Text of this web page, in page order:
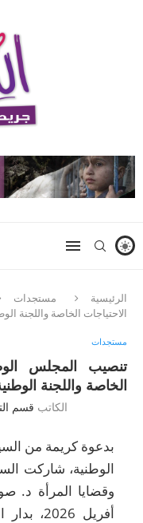
الرئيسية مستجدات
الاحتياجات الخاصة واللجنة
مستجدات
تنصيب المجلس
الخاصة واللجنة
الكاتب قسم
بدعوة كريمة من
الوطنية، شاركت
أفريل